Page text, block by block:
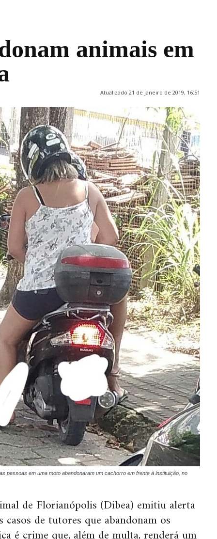
animais em
Atualizado 21 de janeiro de 2019, 16:51
pessoas em uma moto abandonaram um cachorro em frente à instituição, no
de Florianópolis (Dibea) emitiu alerta
de tutores que abandonam os